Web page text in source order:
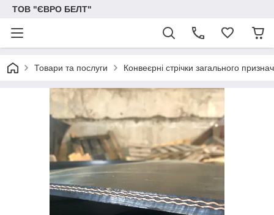
ТОВ "ЄВРО БЕЛТ"
Товари та послуги Конвеєрні стрічки загального